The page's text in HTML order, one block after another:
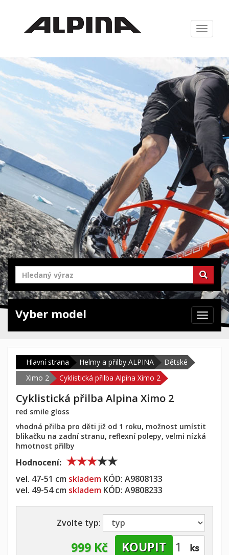
Zabrazit
navigaci
Zabrazit
navigaci
Vyber model
Hlavní strana Helmy a přilby ALPINA
Dětské
Ximo 2
Cyklistická přilba Alpina Ximo 2
Cyklistická přilba Alpina Ximo 2
red smile gloss
vhodná přilba pro děti již od 1 roku, možnost umístit
blikačku na zadní stranu, reflexní polepy, velmi nízká
hmotnost přilby
Hodnocení:
vel. 47-51 cm skladem KÓD: A9808133
vel. 49-54 cm skladem KÓD: A9808233
Zvolte typ:
999 Kč